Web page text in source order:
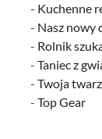
- Kuchenne
- Nasz nowy
- Rolnik
-Taniec z
-Twoja
-Top Gear